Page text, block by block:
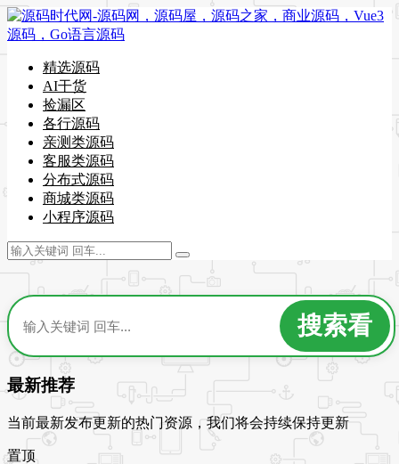
精选源码
AI干货
捡漏区
各行源码
亲测类源码
客服类源码
分布式源码
商城类源码
小程序源码
最新推荐
当前最新发布更新的热门资源，我们将会持续保持更新
置顶